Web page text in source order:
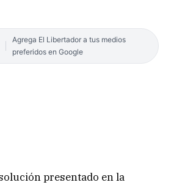
Agrega El Libertador a tus medios
preferidos en Google
presentado en la